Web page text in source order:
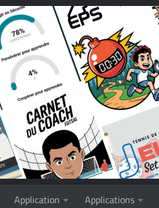
Application Applications